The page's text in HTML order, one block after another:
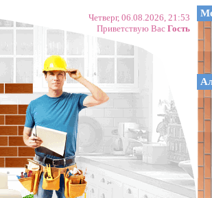
Четверг, 06.08.2026, 21:53
Приветствую Вас Гость